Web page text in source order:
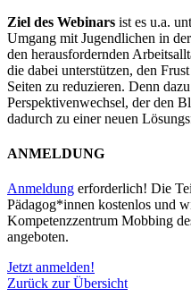
Ziel des Webinars ist es u.a.
Umgang mit Jugendlichen in
den herausfordernden
die dabei unterstützen, den
Seiten zu reduzieren. Denn
Perspektivenwechsel, der den
dadurch zu einer neuen
ANMELDUNG
Anmeldung erforderlich! Die
Pädagog*innen kostenlos und
Kompetenzzentrum Mobbing
angeboten.
Jetzt anmelden!
Zurück zur Übersicht